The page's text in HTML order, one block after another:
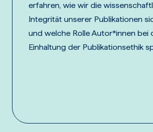
erfahren, wie wir die
Integrität unserer Publikationen
und welche Rolle Autor*innen bei
Einhaltung der Publikationsethik